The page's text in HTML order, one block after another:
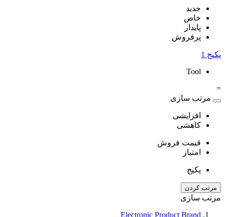
جدید
خاص
پایدار
پرفروش
پکیج 1
Tool
=
مرتب سازی
افزایشی
کاهشی
قیمت فروش
امتیاز
پکیج
مرتب کردن
مرتب سازی
Electronic Product Brand